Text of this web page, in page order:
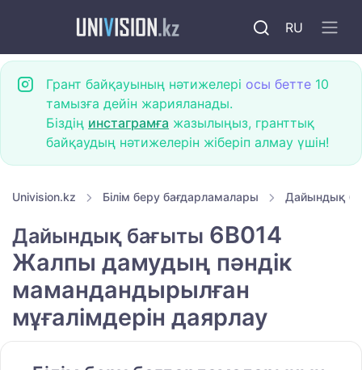
RU
Грант байқауының нәтижелері осы бетте 10
тамызға дейін жарияланады.
Біздің инстаграмға жазылыңыз, гранттық
байқаудың нәтижелерін жіберіп алмау үшін!
Univision.kz Білім беру бағдарламалары Дайындық
Дайындық бағыты 6B014
Жалпы дамудың пәндік
мамандандырылған
мұғалімдерін даярлау